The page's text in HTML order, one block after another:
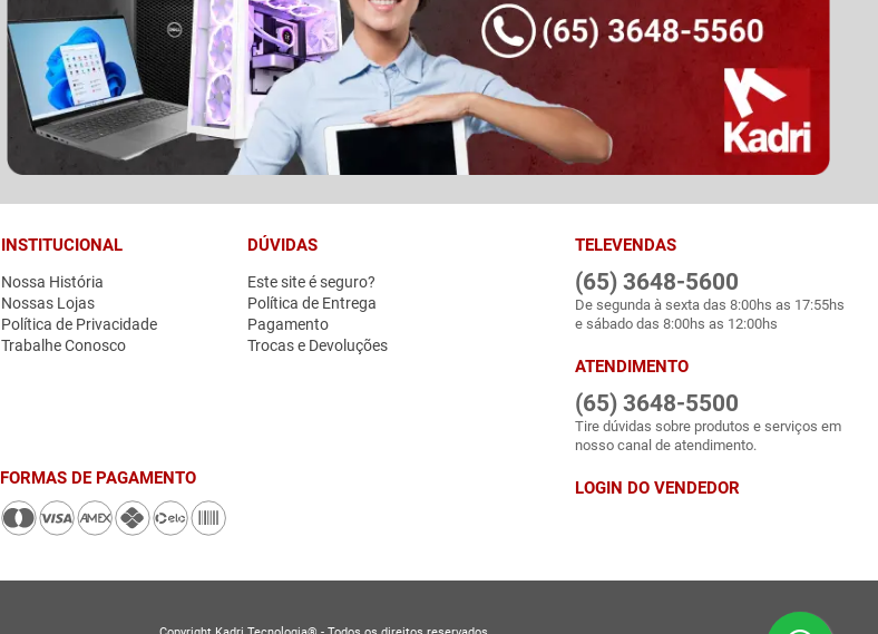
INSTITUCIONAL
Nossa História
Nossas Lojas
Política de Privacidade
Trabalhe Conosco
DÚVIDAS
Este site é seguro?
Política de Entrega
Pagamento
Trocas e Devoluções
TELEVENDAS
(65) 3648-5600
De segunda à sexta das 8:00hs as 17:55hs
e sábado das 8:00hs as 12:00hs
ATENDIMENTO
(65) 3648-5500
Tire dúvidas sobre produtos e serviços em
nosso canal de atendimento.
LOGIN DO VENDEDOR
FORMAS DE PAGAMENTO